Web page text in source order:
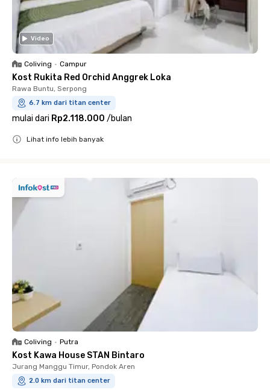
Video
Coliving • Campur
Kost Rukita Red Orchid Anggrek Loka
Rawa Buntu, Serpong
6.7 km dari titan center
mulai dari Rp2.118.000 /bulan
Lihat info lebih banyak
Coliving • Putra
Kost Kawa House STAN Bintaro
Jurang Manggu Timur, Pondok Aren
2.0 km dari titan center